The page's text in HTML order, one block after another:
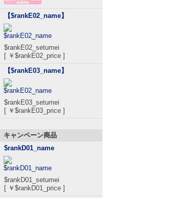
【$rankE02_name】
$rankE02_setumei
[ ￥$rankE02_price ]
【$rankE03_name】
$rankE03_setumei
[ ￥$rankE03_price ]
キャンペーン商品
$rankD01_name
$rankD01_setumei
[ ￥$rankD01_price ]